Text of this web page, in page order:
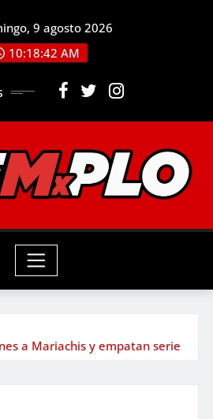
9 agosto 2026
10:18:44 AM
a Mariachis y empatan serie